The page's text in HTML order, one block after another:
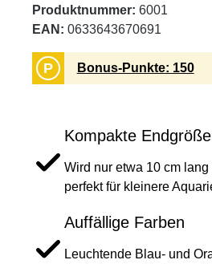
Produktnummer: 6001
EAN: 0633643670691
P Bonus-Punkte: 150
Kompakte Endgröße
Wird nur etwa 10 cm
perfekt für kleinere
Auffällige Farben
Leuchtende Blau- und